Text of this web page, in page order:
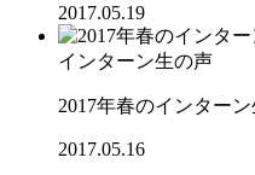
2017.05.19
インターン生の声
2017年春のインター
2017.05.16